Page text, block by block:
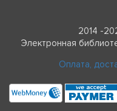
2014 -
Электронная
Оплата,